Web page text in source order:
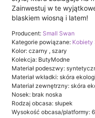
Zainwestuj w te
blaskiem wiosną i latem!
Producent: Small Swan
Kategorie powiązane: Kobiety
Kolor: czarny , szary
Kolekcja: ButyModne
Materiał podeszwy:
Materiał wkładki: skóra
Materiał zewnętrzny: skóra
Nosek: brak noska
Rodzaj obcasa: słupek
Wysokość obcasa/platformy: